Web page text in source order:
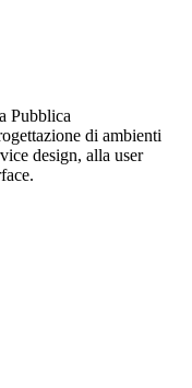
Pubblica
di ambienti
design, alla user